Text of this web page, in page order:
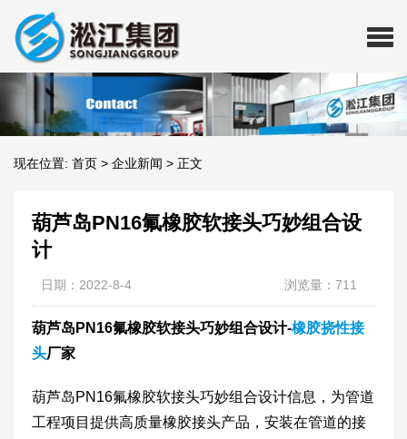
现在位置: 首页 > 企业新闻 > 正文
葫芦岛PN16氟橡胶软接头巧妙组合设
计
日期：2022-8-4 浏览量：711
葫芦岛PN16氟橡胶软接头巧妙组合设计-橡胶挠性接
头厂家
​葫芦岛PN16氟橡胶软接头巧妙组合设计信息，为管道
工程项目提供高质量橡胶接头产品，安装在管道的接